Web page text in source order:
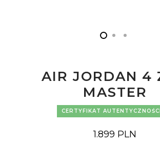
AIR JORDAN 4
MASTER
CERTYFIKAT AUTENTYCZNOŚCI
1.899 PLN